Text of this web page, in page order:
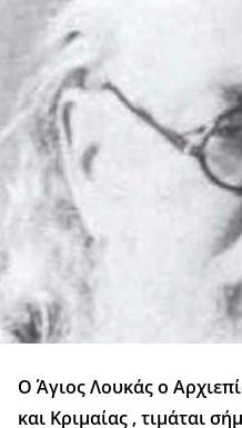
Ο Άγιος Λουκάς ο
και Κριμαίας , τιμάται